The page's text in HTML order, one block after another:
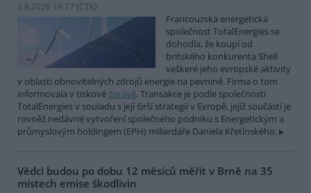
3.8.2026 19:17 (ČTK)
Francouzská energetická
společnost TotalEnergies se
dohodla, že koupí od
britského konkurenta Shell
veškeré jeho evropské aktivity
v oblasti obnovitelných zdrojů energie na pevnině. Firma o tom
informovala v tiskovézprávě. Transakce je podle společnosti
TotalEnergies v souladu s její širší strategií v Evropě, jejíž součástí je
rovněž nedávné vytvoření společného podniku s Energetickým a
průmyslovým holdingem (EPH) miliardáře Daniela Křetínského.
Vědci budou po dobu 12 měsíců měřit v Brně na 35
místech emise škodlivin